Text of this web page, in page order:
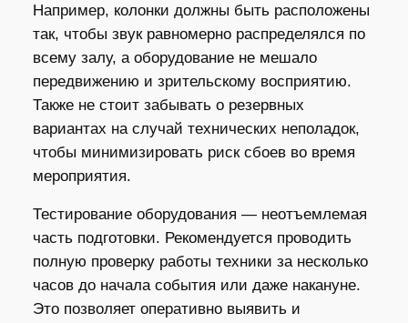
Например, колонки должны быть расположены
так, чтобы звук равномерно распределялся по
всему залу, а оборудование не мешало
передвижению и зрительскому восприятию.
Также не стоит забывать о резервных
вариантах на случай технических неполадок,
чтобы минимизировать риск сбоев во время
мероприятия.
Тестирование оборудования — неотъемлемая
часть подготовки. Рекомендуется проводить
полную проверку работы техники за несколько
часов до начала события или даже накануне.
Это позволяет оперативно выявить и